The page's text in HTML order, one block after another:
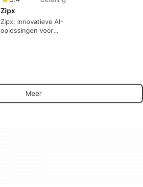
Zipx
Zipx: Innovatieve AI-
oplossingen voor
Meer